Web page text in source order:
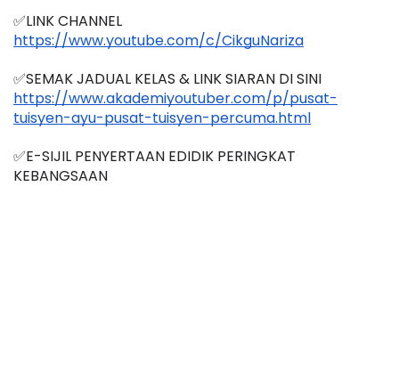
✅LINK CHANNEL
https://www.youtube.com/c/CikguNariza
✅SEMAK JADUAL KELAS & LINK SIARAN DI SINI
https://www.akademiyoutuber.com/p/pusat-
tuisyen-ayu-pusat-tuisyen-percuma.html
✅E-SIJIL PENYERTAAN EDIDIK PERINGKAT
KEBANGSAAN